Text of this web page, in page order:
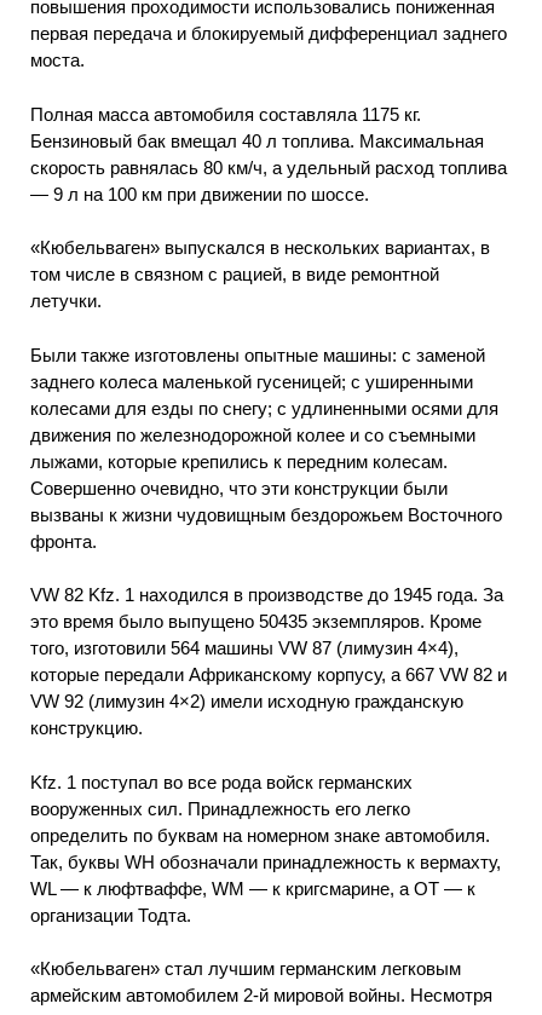
повышения проходимости использовались пониженная
первая передача и блокируемый дифференциал заднего
моста.
Полная масса автомобиля составляла 1175 кг.
Бензиновый бак вмещал 40 л топлива. Максимальная
скорость равнялась 80 км/ч, а удельный расход топлива
— 9 л на 100 км при движении по шоссе.
«Кюбельваген» выпускался в нескольких вариантах, в
том числе в связном с рацией, в виде ремонтной
летучки.
Были также изготовлены опытные машины: с заменой
заднего колеса маленькой гусеницей; с уширенными
колесами для езды по снегу; с удлиненными осями для
движения по железнодорожной колее и со съемными
лыжами, которые крепились к передним колесам.
Совершенно очевидно, что эти конструкции были
вызваны к жизни чудовищным бездорожьем Восточного
фронта.
VW 82 Kfz. 1 находился в производстве до 1945 года. За
это время было выпущено 50435 экземпляров. Кроме
того, изготовили 564 машины VW 87 (лимузин 4×4),
которые передали Африканскому корпусу, а 667 VW 82 и
VW 92 (лимузин 4×2) имели исходную гражданскую
конструкцию.
Kfz. 1 поступал во все рода войск германских
вооруженных сил. Принадлежность его легко
определить по буквам на номерном знаке автомобиля.
Так, буквы WH обозначали принадлежность к вермахту,
WL — к люфтваффе, WM — к кригсмарине, а ОТ — к
организации Тодта.
«Кюбельваген» стал лучшим германским легковым
армейским автомобилем 2-й мировой войны. Несмотря